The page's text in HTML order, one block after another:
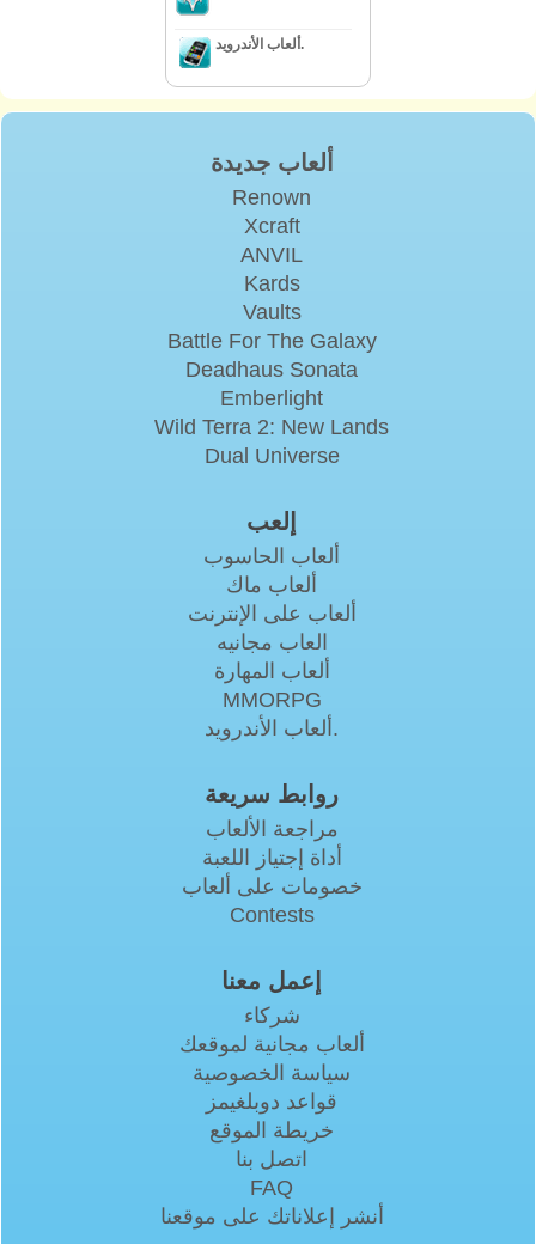
ألعاب الأندرويد.
ألعاب جديدة
Renown
Xcraft
ANVIL
Kards
Vaults
Battle For The Galaxy
Deadhaus Sonata
Emberlight
Wild Terra 2: New Lands
Dual Universe
إلعب
ألعاب الحاسوب
ألعاب ماك
ألعاب على الإنترنت
العاب مجانيه
ألعاب المهارة
MMORPG
ألعاب الأندرويد.
روابط سريعة
مراجعة الألعاب
أداة إجتياز اللعبة
خصومات على ألعاب
Contests
إعمل معنا
شركاء
ألعاب مجانية لموقعك
سياسة الخصوصية
قواعد دوبلغيمز
خريطة الموقع
اتصل بنا
FAQ
أنشر إعلاناتك على موقعنا